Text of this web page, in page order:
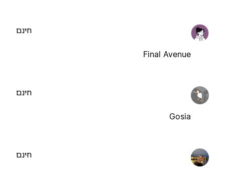
Final Avenue
חינם
Gosia
חינם
חינם